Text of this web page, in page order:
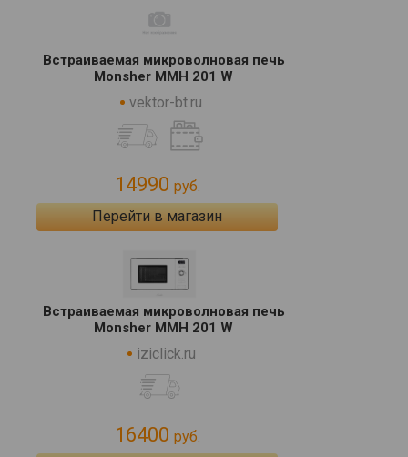
Встраиваемая микроволновая печь
Monsher MMH 201 W
vektor-bt.ru
14990 руб.
Перейти в магазин
Встраиваемая микроволновая печь
Monsher MMH 201 W
iziclick.ru
16400 руб.